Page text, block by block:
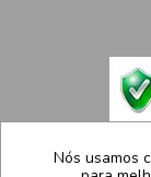
LCB
Nós usamos